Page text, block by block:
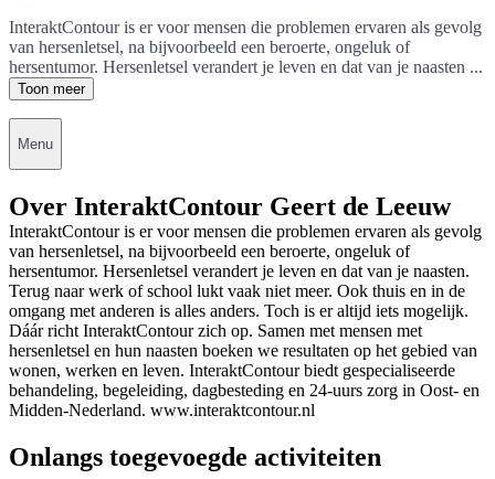
InteraktContour is er voor mensen die problemen ervaren als gevolg
van hersenletsel, na bijvoorbeeld een beroerte, ongeluk of
hersentumor. Hersenletsel verandert je leven en dat van je naasten ...
Toon meer
Menu
Over InteraktContour Geert de Leeuw
InteraktContour is er voor mensen die problemen ervaren als gevolg
van hersenletsel, na bijvoorbeeld een beroerte, ongeluk of
hersentumor. Hersenletsel verandert je leven en dat van je naasten.
Terug naar werk of school lukt vaak niet meer. Ook thuis en in de
omgang met anderen is alles anders. Toch is er altijd iets mogelijk.
Dáár richt InteraktContour zich op. Samen met mensen met
hersenletsel en hun naasten boeken we resultaten op het gebied van
wonen, werken en leven. InteraktContour biedt gespecialiseerde
behandeling, begeleiding, dagbesteding en 24-uurs zorg in Oost- en
Midden-Nederland. www.interaktcontour.nl
Onlangs toegevoegde activiteiten